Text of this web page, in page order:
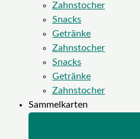
Zahnstocher
Snacks
Getränke
Zahnstocher
Snacks
Getränke
Zahnstocher
Sammelkarten